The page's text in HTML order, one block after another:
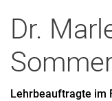
Dr.
Lehrbeauftragte im